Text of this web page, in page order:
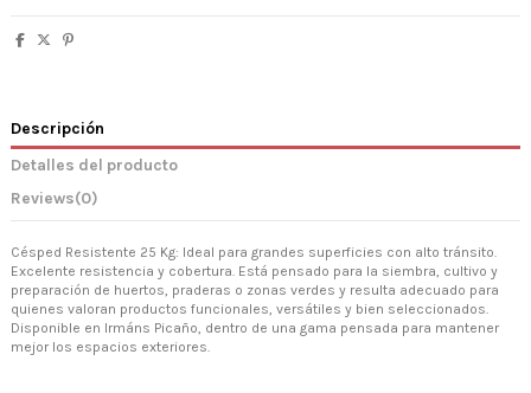
Descripción
Detalles del producto
Reviews(0)
Césped Resistente 25 Kg: Ideal para grandes superficies con alto tránsito.
Excelente resistencia y cobertura. Está pensado para la siembra, cultivo y
preparación de huertos, praderas o zonas verdes y resulta adecuado para
quienes valoran productos funcionales, versátiles y bien seleccionados.
Disponible en Irmáns Picaño, dentro de una gama pensada para mantener
mejor los espacios exteriores.